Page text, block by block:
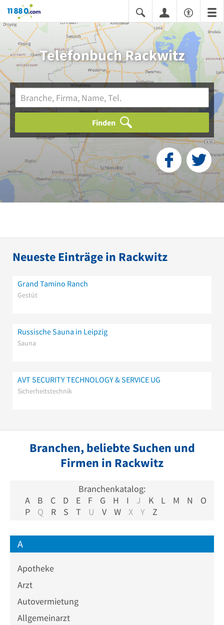
11880.com
Telefonbuch Rackwitz
Finden
Neueste Einträge in Rackwitz
Grand Tamino Ranch
Gestüt
Russische Sauna in Leipzig
Sauna
AVT SECURITY TECHNOLOGY & SERVICE UG
Sicherheitstechnik
Branchen, beliebte Suchen und
Firmen in Rackwitz
Branchenkatalog:
A
B C D E F G H I J K L M N
O
P
Q R S T U V W X Y Z
A
Apotheke
Arzt
Autovermietung
Allgemeinarzt